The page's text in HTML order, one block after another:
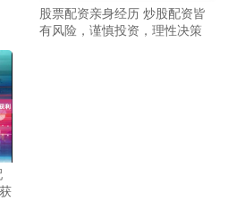
股票配资亲身经历 炒股配资皆
有风险，谨慎投资，理性决策